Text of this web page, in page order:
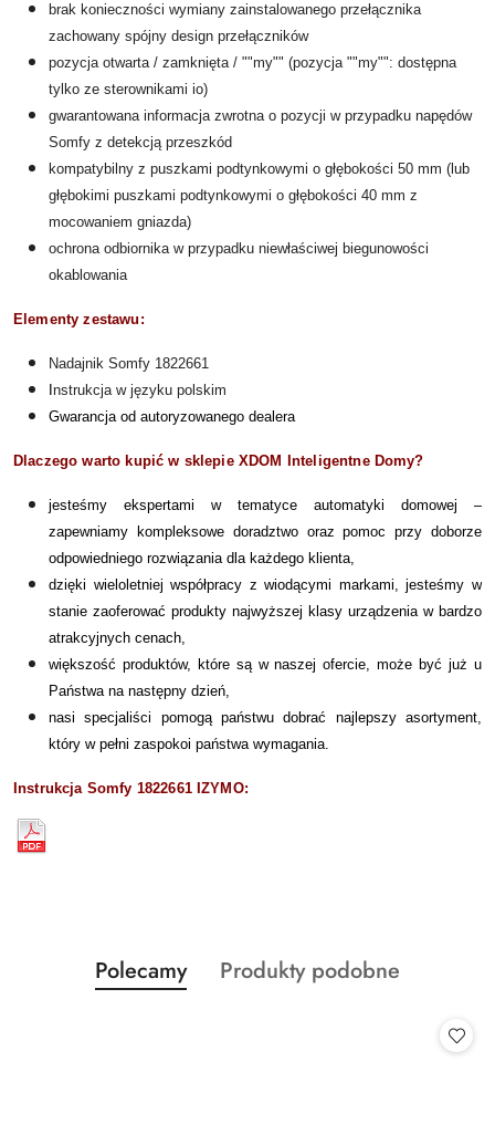
brak konieczności wymiany zainstalowanego przełącznika
zachowany spójny design przełączników
pozycja otwarta / zamknięta / ""my"" (pozycja ""my"": dostępna
tylko ze sterownikami io)
gwarantowana informacja zwrotna o pozycji w przypadku napędów
Somfy z detekcją przeszkód
kompatybilny z puszkami podtynkowymi o głębokości 50 mm (lub
głębokimi puszkami podtynkowymi o głębokości 40 mm z
mocowaniem gniazda)
ochrona odbiornika w przypadku niewłaściwej biegunowości
okablowania
Elementy zestawu:
Nadajnik Somfy 1822661
nstrukcja w języku polskim
Gwarancja od autoryzowanego dealera
Dlaczego warto kupić w sklepie XDOM Inteligentne Domy?
jesteśmy ekspertami w tematyce automatyki domowej –
zapewniamy kompleksowe doradztwo oraz pomoc przy doborze
odpowiedniego rozwiązania dla każdego klienta,
dzięki wieloletniej współpracy z wiodącymi markami, jesteśmy w
stanie zaoferować produkty najwyższej klasy urządzenia w bardzo
atrakcyjnych cenach,
większość produktów, które są w naszej ofercie, może być już u
Państwa na następny dzień,
nasi specjaliści pomogą państwu dobrać najlepszy asortyment,
który w pełni zaspokoi państwa wymagania.
Instrukcja Somfy 1822661 IZYMO:
Pomiń karuzelę produktów
Produkty
o
Polecamy
Produkty
Produkty podobne